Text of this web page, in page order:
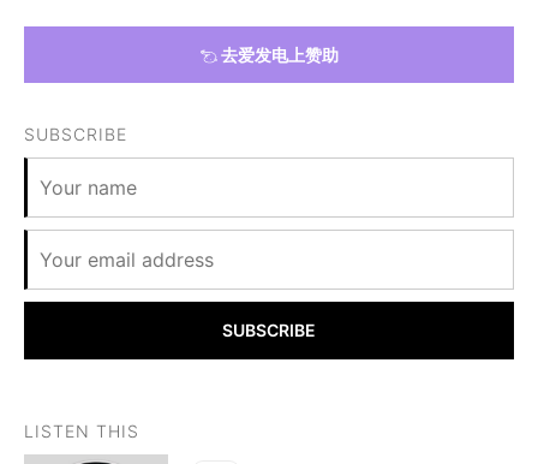
去爱发电上赞助
SUBSCRIBE
SUBSCRIBE
LISTEN THIS